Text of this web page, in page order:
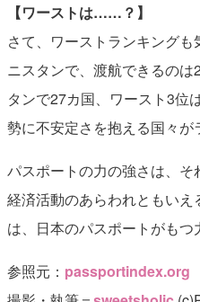
【ワーストは……？】
さて、ワーストランキング
ニスタンで、渡航できるの
タンで27カ国、ワースト3位
勢に不安定さを抱える国々が
パスポートの力の強さは、
経済活動のあらわれともい
は、日本のパスポートがもつ
参照元： passportindex.org